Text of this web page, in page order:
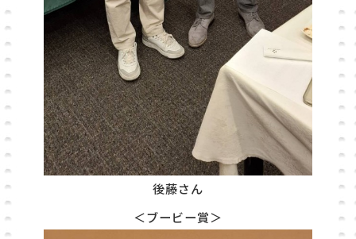
後藤さん
＜ブービー賞＞